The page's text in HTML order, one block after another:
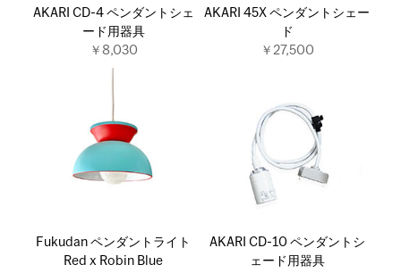
AKARI CD-4 ペンダントシェ
ード用器具
￥8,030
AKARI 45X ペンダントシェー
ド
￥27,500
Fukudan ペンダントライト
Red x Robin Blue
AKARI CD-10 ペンダントシ
ェード用器具